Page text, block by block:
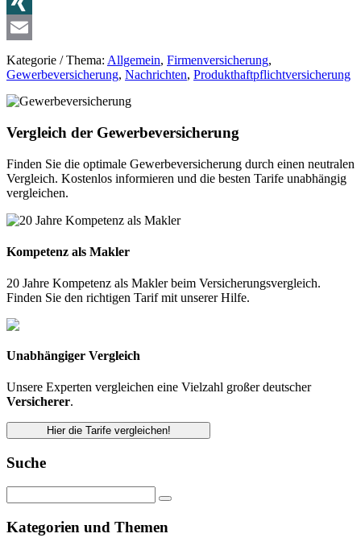
XING
Email
Kategorie / Thema: Allgemein, Firmenversicherung,
Gewerbeversicherung, Nachrichten, Produkthaftpflichtversicherung
Vergleich der Gewerbeversicherung
Finden Sie die optimale Gewerbeversicherung durch einen neutralen
Vergleich. Kostenlos informieren und die besten Tarife unabhängig
vergleichen.
Kompetenz als Makler
20 Jahre Kompetenz als Makler beim Versicherungsvergleich.
Finden Sie den richtigen Tarif mit unserer Hilfe.
Unabhängiger Vergleich
Unsere Experten vergleichen eine Vielzahl großer deutscher
Versicherer.
Hier die Tarife vergleichen!
Suche
Kategorien und Themen